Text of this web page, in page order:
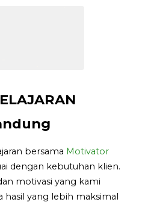
bersama Motivator
dengan kebutuhan klien.
motivasi yang kami
hasil yang lebih maksimal